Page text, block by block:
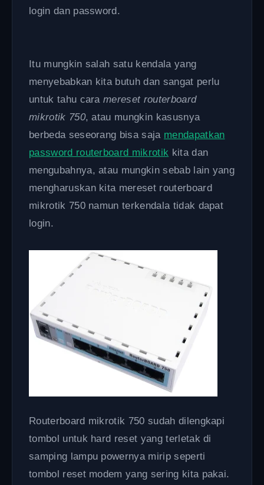
login dan password.
Itu mungkin salah satu kendala yang
menyebabkan kita butuh dan sangat perlu
untuk tahu caramereset routerboard
mikrotik 750, atau mungkin kasusnya
berbeda seseorang bisa saja mendapatkan
password routerboard mikrotik kita dan
mengubahnya, atau mungkin sebab lain yang
mengharuskan kita mereset routerboard
mikrotik 750 namun terkendala tidak dapat
login.
Routerboard mikrotik 750 sudah dilengkapi
tombol untuk hard reset yang terletak di
samping lampu powernya mirip seperti
tombol reset modem yang sering kita pakai.